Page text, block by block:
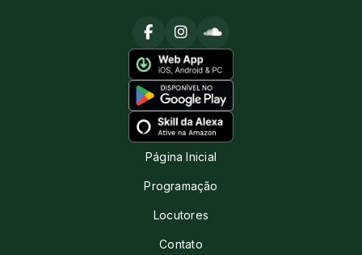
Página Inicial
Programação
Locutores
Contato